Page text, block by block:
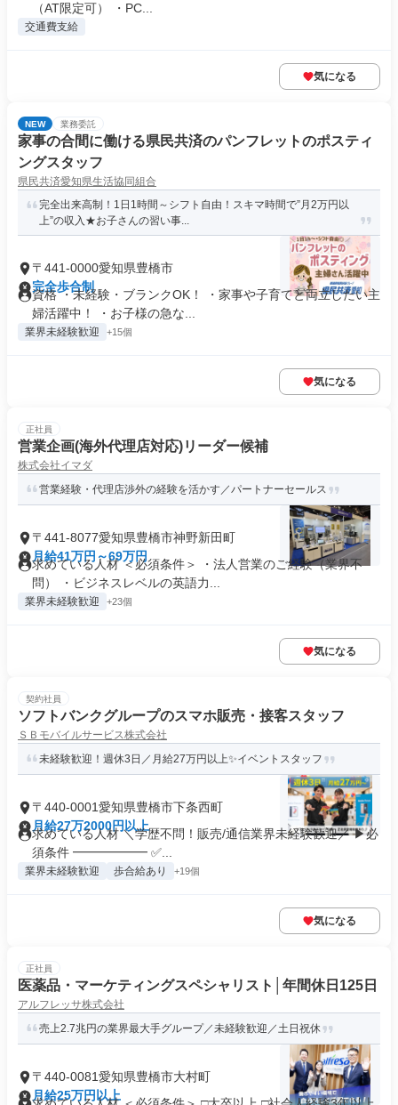
（AT限定可） ・PC...
交通費支給
気になる
NEW 業務委託
家事の合間に働ける県民共済のパンフレットのポスティ
ングスタッフ
県民共済愛知県生活協同組合
完全出来高制！1日1時間～シフト自由！スキマ時間で”月2万円以
上”の収入★お子さんの習い事...
〒441-0000愛知県豊橋市
完全歩合制
資格 ・未経験・ブランクOK！ ・家事や子育てと両立したい主
婦活躍中！ ・お子様の急な...
業界未経験歓迎 +15個
気になる
正社員
営業企画(海外代理店対応)リーダー候補
株式会社イマダ
営業経験・代理店渉外の経験を活かす／パートナーセールス
〒441-8077愛知県豊橋市神野新田町
月給41万円～69万円
求めている人材 ＜必須条件＞ ・法人営業のご経験（業界不
問） ・ビジネスレベルの英語力...
業界未経験歓迎 +23個
気になる
契約社員
ソフトバンクグループのスマホ販売・接客スタッフ
ＳＢモバイルサービス株式会社
未経験歓迎！週休3日／月給27万円以上✨イベントスタッフ
〒440-0001愛知県豊橋市下条西町
月給27万2000円以上
求めている人材 ＼学歴不問！販売/通信業界未経験歓迎／ ▶必
須条件 ━━━━━━ ✅...
業界未経験歓迎 歩合給あり +19個
気になる
正社員
医薬品・マーケティングスペシャリスト│年間休日125日
アルフレッサ株式会社
売上2.7兆円の業界最大手グループ／未経験歓迎／土日祝休
〒440-0081愛知県豊橋市大村町
月給25万円以上